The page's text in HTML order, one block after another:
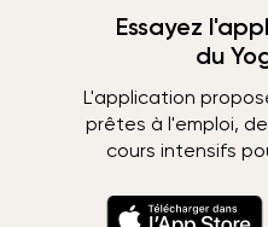
Essayez
du
L'application
prêtes à l'emploi,
cours intensifs